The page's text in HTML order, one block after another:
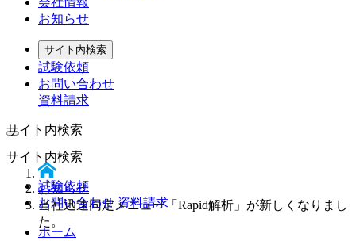
お知らせ
サイト内検索
試験依頼
お問い合わせ
資料請求
サイト内検索
サイト内検索
試験依頼
お問い合わせ 資料請求
ホーム
お知らせ
当社迅速同定メニュー「Rapid解析」が新しくなりまし
た。